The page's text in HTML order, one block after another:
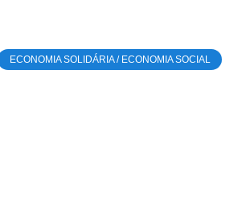
ECONOMIA SOLIDÁRIA / ECONOMIA SOCIAL